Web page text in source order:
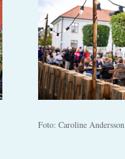
Foto: Caroline Andersson